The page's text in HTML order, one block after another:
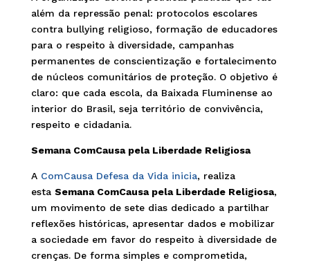
além da repressão penal: protocolos escolares
contra bullying religioso, formação de educadores
para o respeito à diversidade, campanhas
permanentes de conscientização e fortalecimento
de núcleos comunitários de proteção. O objetivo é
claro: que cada escola, da Baixada Fluminense ao
interior do Brasil, seja território de convivência,
respeito e cidadania.
Semana ComCausa pela Liberdade Religiosa
A ComCausa Defesa da Vida inicia, realiza
esta Semana ComCausa pela Liberdade Religiosa,
um movimento de sete dias dedicado a partilhar
reflexões históricas, apresentar dados e mobilizar
a sociedade em favor do respeito à diversidade de
crenças. De forma simples e comprometida,